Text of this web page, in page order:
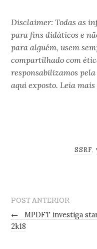
Disclaimer: Todas as
para fins didáticos e
para alguém, usem
compartilhado com
responsabilizamos
aqui exposto. Leia
SSRF,
POST ANTERIOR
←
MPDFT investiga
2k18